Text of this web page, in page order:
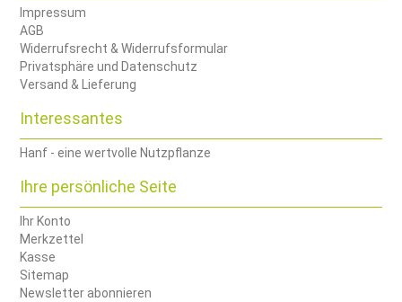
Impressum
AGB
Widerrufsrecht & Widerrufsformular
Privatsphäre und Datenschutz
Versand & Lieferung
Interessantes
Hanf - eine wertvolle Nutzpflanze
Ihre persönliche Seite
Ihr Konto
Merkzettel
Kasse
Sitemap
Newsletter abonnieren